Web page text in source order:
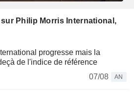
Philip Morris International,
progresse mais la
de l'indice de référence
07/08
AN